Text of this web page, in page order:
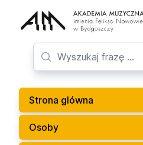
Strona glówna
Osoby